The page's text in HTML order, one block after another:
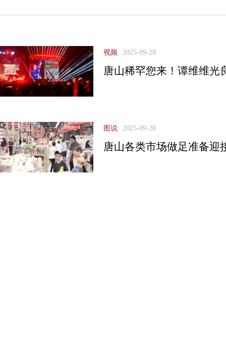
视频 2025-09-28
唐山稀罕您来！谭维维光
图说 2025-09-28
唐山各类市场做足准备迎